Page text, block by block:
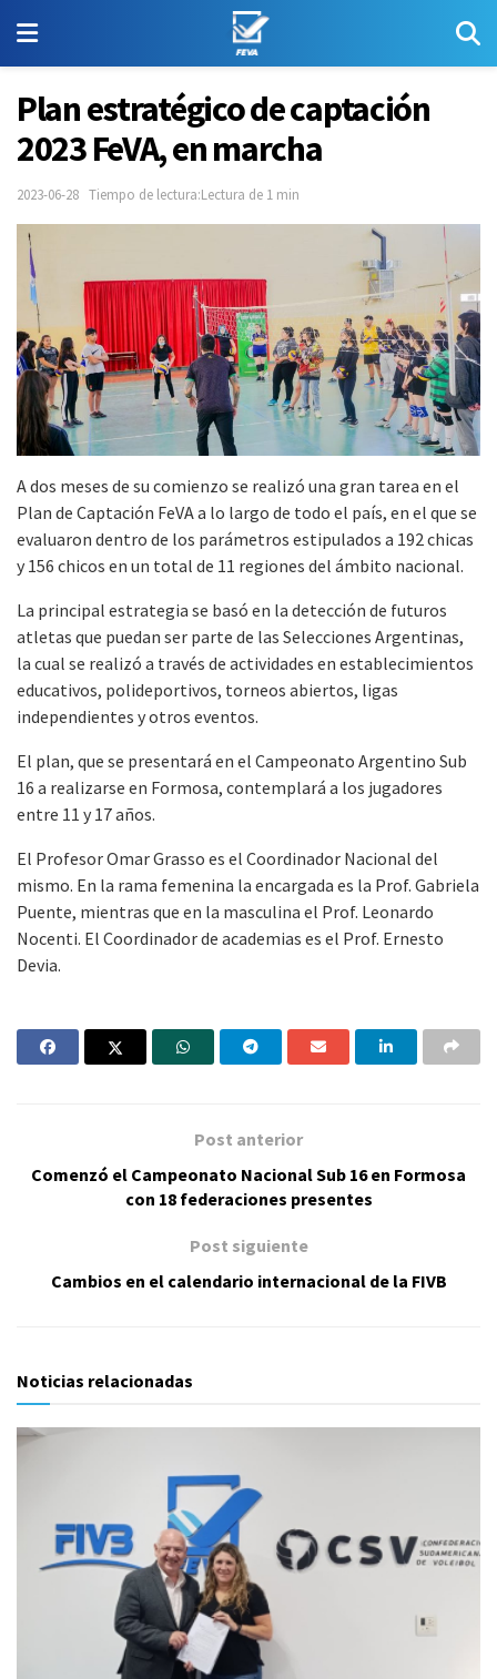
Plan estratégico de captación
2023 FeVA, en marcha
2023-06-28 Tiempo de lectura:Lectura de 1 min
A dos meses de su comienzo se realizó una gran tarea en el
Plan de Captación FeVA a lo largo de todo el país, en el que se
evaluaron dentro de los parámetros estipulados a 192 chicas
y 156 chicos en un total de 11 regiones del ámbito nacional.
La principal estrategia se basó en la detección de futuros
atletas que puedan ser parte de las Selecciones Argentinas,
la cual se realizó a través de actividades en establecimientos
educativos, polideportivos, torneos abiertos, ligas
independientes y otros eventos.
El plan, que se presentará en el Campeonato Argentino Sub
16 a realizarse en Formosa, contemplará a los jugadores
entre 11 y 17 años.
El Profesor Omar Grasso es el Coordinador Nacional del
mismo. En la rama femenina la encargada es la Prof. Gabriela
Puente, mientras que en la masculina el Prof. Leonardo
Nocenti. El Coordinador de academias es el Prof. Ernesto
Devia.
Post anterior
Comenzó el Campeonato Nacional Sub 16 en Formosa
con 18 federaciones presentes
Post siguiente
Cambios en el calendario internacional de la FIVB
Noticias relacionadas